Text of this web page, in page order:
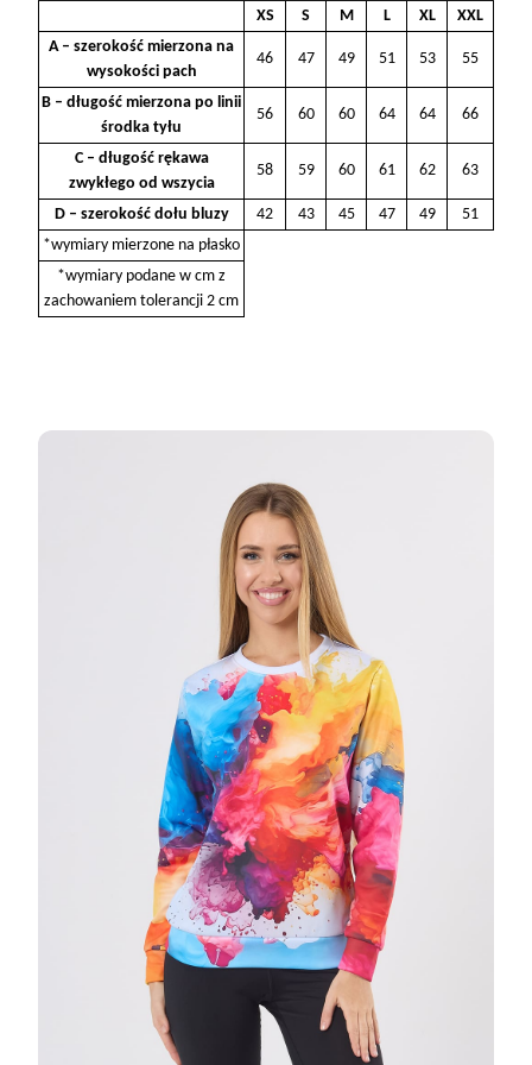
XS S M L XL
XXL
A – szerokość mierzona na
wysokości pach
46 47 49 51 53 55
B – długość mierzona po linii
środka tyłu
56 60 60 64 64 66
C – długość rękawa
zwykłego od wszycia
58 59 60 61 62 63
D – szerokość dołu bluzy 42 43 45 47 49
51
*wymiary mierzone na płasko
*wymiary podane w cm z
zachowaniem tolerancji 2 cm